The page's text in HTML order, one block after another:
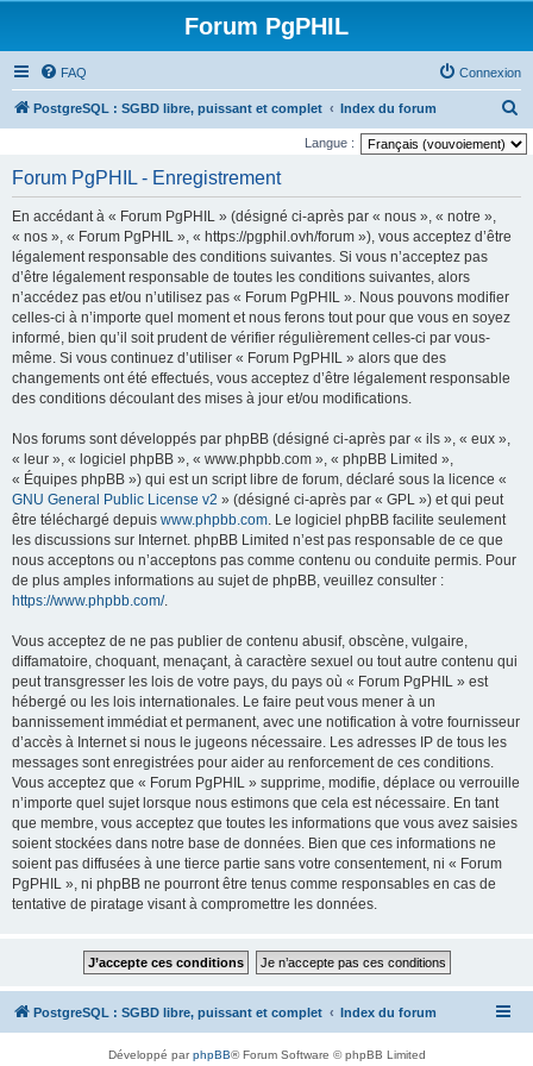
Forum PgPHIL
FAQ Connexion
PostgreSQL : SGBD libre, puissant et complet Index du forum
e
Langue :
Forum PgPHIL - Enregistrement
En accédant à « Forum PgPHIL » (désigné ci-après par « nous », « notre »,
« nos », « Forum PgPHIL », « https://pgphil.ovh/forum »), vous acceptez d’être
légalement responsable des conditions suivantes. Si vous n’acceptez pas
d’être légalement responsable de toutes les conditions suivantes, alors
n’accédez pas et/ou n’utilisez pas « Forum PgPHIL ». Nous pouvons modifier
celles-ci à n’importe quel moment et nous ferons tout pour que vous en soyez
informé, bien qu’il soit prudent de vérifier régulièrement celles-ci par vous-
même. Si vous continuez d’utiliser « Forum PgPHIL » alors que des
changements ont été effectués, vous acceptez d’être légalement responsable
des conditions découlant des mises à jour et/ou modifications.
Nos forums sont développés par phpBB (désigné ci-après par « ils », « eux »,
« leur », « logiciel phpBB », « www.phpbb.com », « phpBB Limited »,
« Équipes phpBB ») qui est un script libre de forum, déclaré sous la licence «
GNU General Public License v2 » (désigné ci-après par « GPL ») et qui peut
être téléchargé depuis www.phpbb.com. Le logiciel phpBB facilite seulement
les discussions sur Internet. phpBB Limited n’est pas responsable de ce que
nous acceptons ou n’acceptons pas comme contenu ou conduite permis. Pour
de plus amples informations au sujet de phpBB, veuillez consulter :
https://www.phpbb.com/.
Vous acceptez de ne pas publier de contenu abusif, obscène, vulgaire,
diffamatoire, choquant, menaçant, à caractère sexuel ou tout autre contenu qui
peut transgresser les lois de votre pays, du pays où « Forum PgPHIL » est
hébergé ou les lois internationales. Le faire peut vous mener à un
bannissement immédiat et permanent, avec une notification à votre fournisseur
d’accès à Internet si nous le jugeons nécessaire. Les adresses IP de tous les
messages sont enregistrées pour aider au renforcement de ces conditions.
Vous acceptez que « Forum PgPHIL » supprime, modifie, déplace ou verrouille
n’importe quel sujet lorsque nous estimons que cela est nécessaire. En tant
que membre, vous acceptez que toutes les informations que vous avez saisies
soient stockées dans notre base de données. Bien que ces informations ne
soient pas diffusées à une tierce partie sans votre consentement, ni « Forum
PgPHIL », ni phpBB ne pourront être tenus comme responsables en cas de
tentative de piratage visant à compromettre les données.
PostgreSQL : SGBD libre, puissant et complet Index du forum
Développé parphpBB® Forum Software © phpBB Limited